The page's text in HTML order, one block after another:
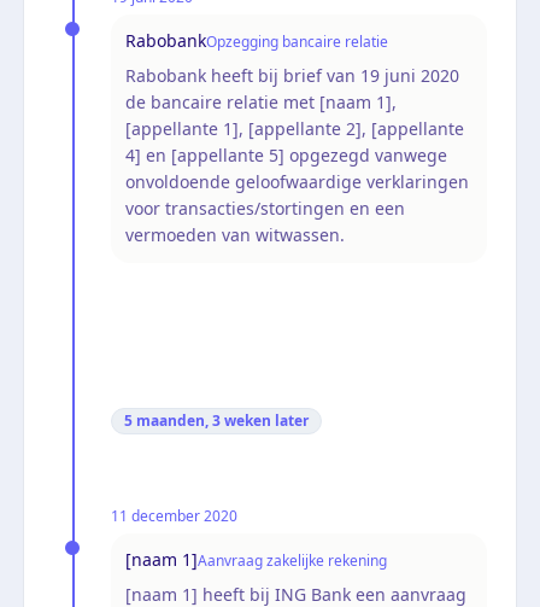
RabobankOpzegging bancaire relatie
Rabobank heeft bij brief van 19 juni 2020
de bancaire relatie met [naam 1],
[appellante 1], [appellante 2], [appellante
4] en [appellante 5] opgezegd vanwege
onvoldoende geloofwaardige verklaringen
voor transacties/stortingen en een
vermoeden van witwassen.
5 maanden, 3 weken later
11 december 2020
[naam 1]Aanvraag zakelijke rekening
[naam 1] heeft bij ING Bank een aanvraag